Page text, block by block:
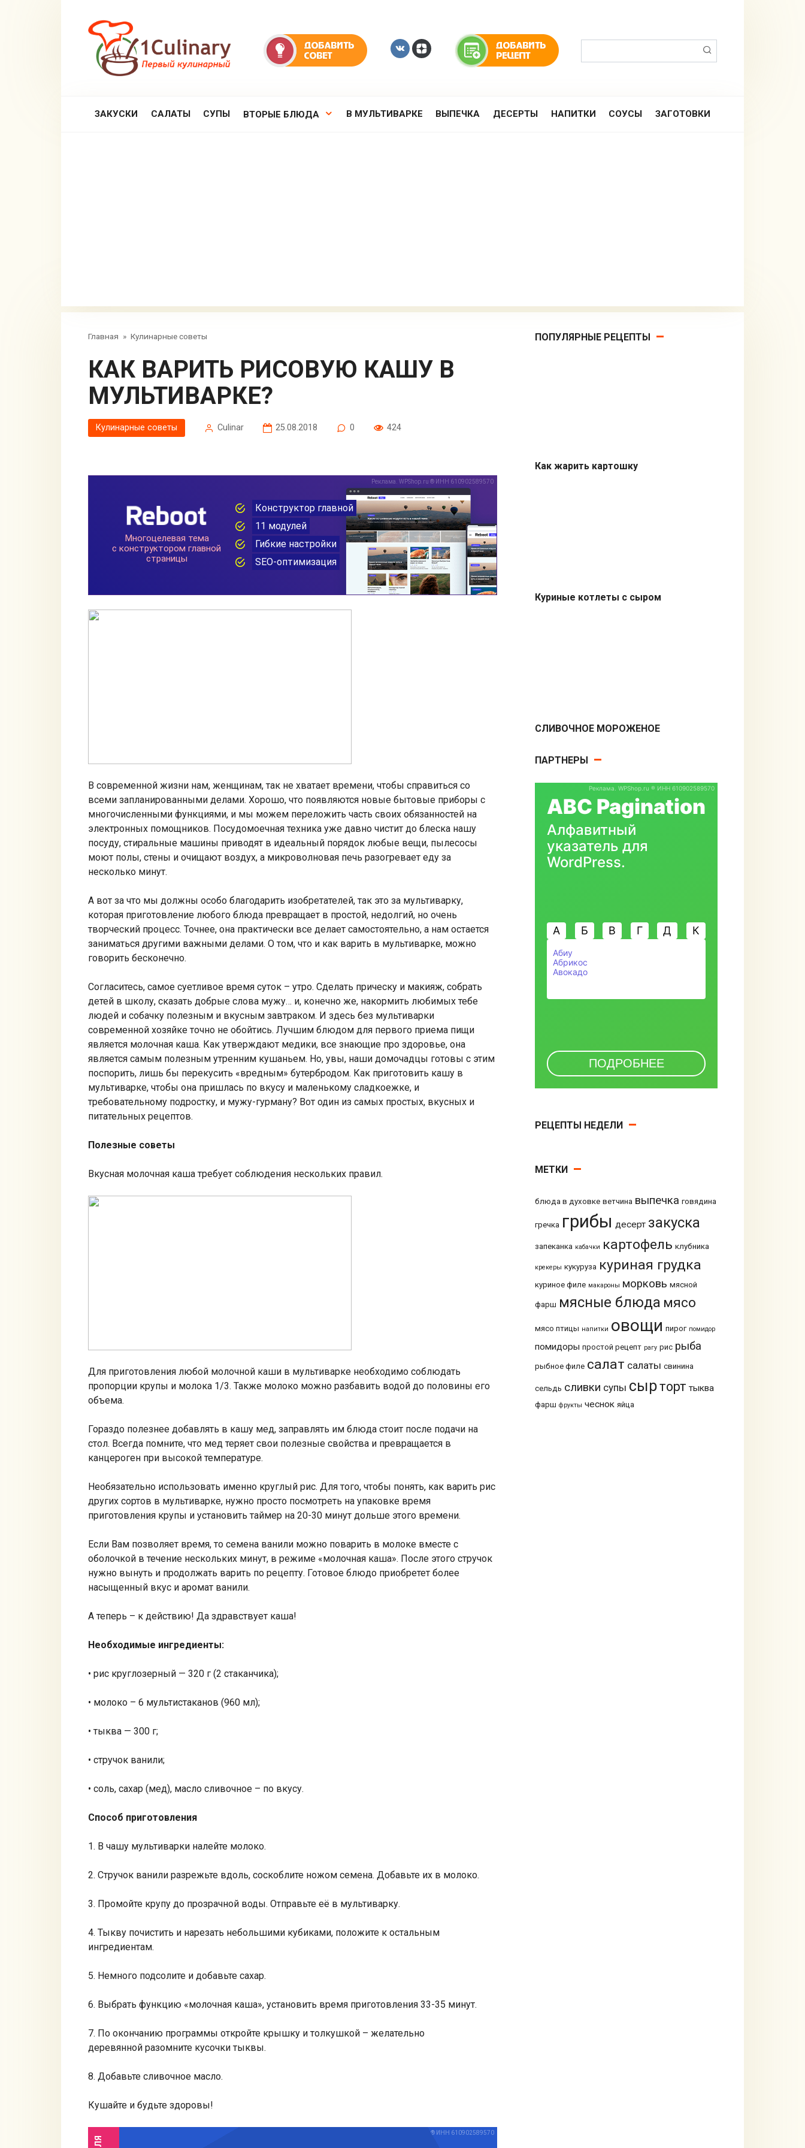
ЗАКУСКИ САЛАТЫ СУПЫ ВТОРЫЕ БЛЮДА В МУЛЬТИВАРКЕ ВЫПЕЧКА ДЕСЕРТЫ НАПИТКИ СОУСЫ ЗАГОТОВКИ
Главная » Кулинарные советы
КАК ВАРИТЬ РИСОВУЮ КАШУ В
МУЛЬТИВАРКЕ?
Кулинарные советы Сulinar 25.08.2018 0 424
В современной жизни нам, женщинам, так не хватает времени, чтобы справиться со
всеми запланированными делами. Хорошо, что появляются новые бытовые приборы с
многочисленными функциями, и мы можем переложить часть своих обязанностей на
электронных помощников. Посудомоечная техника уже давно чистит до блеска нашу
посуду, стиральные машины приводят в идеальный порядок любые вещи, пылесосы
моют полы, стены и очищают воздух, а микроволновая печь разогревает еду за
несколько минут.
А вот за что мы должны особо благодарить изобретателей, так это за мультиварку,
которая приготовление любого блюда превращает в простой, недолгий, но очень
творческий процесс. Точнее, она практически все делает самостоятельно, а нам остается
заниматься другими важными делами. О том, что и как варить в мультиварке, можно
говорить бесконечно.
Согласитесь, самое суетливое время суток – утро. Сделать прическу и макияж, собрать
детей в школу, сказать добрые слова мужу… и, конечно же, накормить любимых тебе
людей и собачку полезным и вкусным завтраком. И здесь без мультиварки
современной хозяйке точно не обойтись. Лучшим блюдом для первого приема пищи
является молочная каша. Как утверждают медики, все знающие про здоровье, она
является самым полезным утренним кушаньем. Но, увы, наши домочадцы готовы с этим
поспорить, лишь бы перекусить «вредным» бутербродом. Как приготовить кашу в
мультиварке, чтобы она пришлась по вкусу и маленькому сладкоежке, и
требовательному подростку, и мужу-гурману? Вот один из самых простых, вкусных и
питательных рецептов.
Полезные советы
Вкусная молочная каша требует соблюдения нескольких правил.
Для приготовления любой молочной каши в мультиварке необходимо соблюдать
пропорции крупы и молока 1/3. Также молоко можно разбавить водой до половины его
объема.
Гораздо полезнее добавлять в кашу мед, заправлять им блюда стоит после подачи на
стол. Всегда помните, что мед теряет свои полезные свойства и превращается в
канцероген при высокой температуре.
Необязательно использовать именно круглый рис. Для того, чтобы понять, как варить рис
других сортов в мультиварке, нужно просто посмотреть на упаковке время
приготовления крупы и установить таймер на 20-30 минут дольше этого времени.
Если Вам позволяет время, то семена ванили можно поварить в молоке вместе с
оболочкой в течение нескольких минут, в режиме «молочная каша». После этого стручок
нужно вынуть и продолжать варить по рецепту. Готовое блюдо приобретет более
насыщенный вкус и аромат ванили.
А теперь – к действию! Да здравствует каша!
Необходимые ингредиенты:
• рис круглозерный — 320 г (2 стаканчика);
• молоко – 6 мультистаканов (960 мл);
• тыква — 300 г;
• стручок ванили;
• соль, сахар (мед), масло сливочное – по вкусу.
Способ приготовления
1. В чашу мультиварки налейте молоко.
2. Стручок ванили разрежьте вдоль, соскоблите ножом семена. Добавьте их в молоко.
3. Промойте крупу до прозрачной воды. Отправьте её в мультиварку.
4. Тыкву почистить и нарезать небольшими кубиками, положите к остальным
ингредиентам.
5. Немного подсолите и добавьте сахар.
6. Выбрать функцию «молочная каша», установить время приготовления 33-35 минут.
7. По окончанию программы откройте крышку и толкушкой – желательно
деревянной разомните кусочки тыквы.
8. Добавьте сливочное масло.
Кушайте и будьте здоровы!
ПОПУЛЯРНЫЕ РЕЦЕПТЫ
Как жарить картошку
Куриные котлеты с сыром
СЛИВОЧНОЕ МОРОЖЕНОЕ
ПАРТНЕРЫ
РЕЦЕПТЫ НЕДЕЛИ
МЕТКИ
блюда в духовке ветчина выпечка говядина
гречка грибы десерт закуска
запеканка кабачки картофель клубника
крекеры кукуруза куриная грудка
куриное филе макароны морковь мясной
фарш мясные блюда мясо
мясо птицы напитки овощи пирог помидор
помидоры простой рецепт рагу рис рыба
рыбное филе салат салаты свинина
сельдь сливки супы сырторт тыква
фарш фрукты чеснок яйца